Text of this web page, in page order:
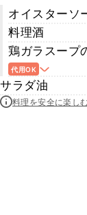
オイスターソ
料理酒
鶏ガラスープ
代用OK
サラダ油
料理を安全に楽し